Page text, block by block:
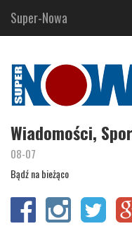
Super-Nowa
Wiadomości,
08-07
Bądź na bieżąco